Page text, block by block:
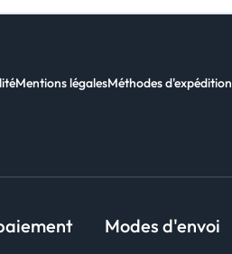
Mentions légalesMéthodes d'expédition
Modes d'envoi